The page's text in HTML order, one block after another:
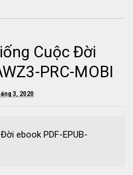
Cuộc Đời
PRC-MOBI
3, 2020
ebook PDF-EPUB-